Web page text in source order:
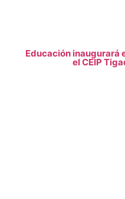
Educación inaugurará
el CEIP